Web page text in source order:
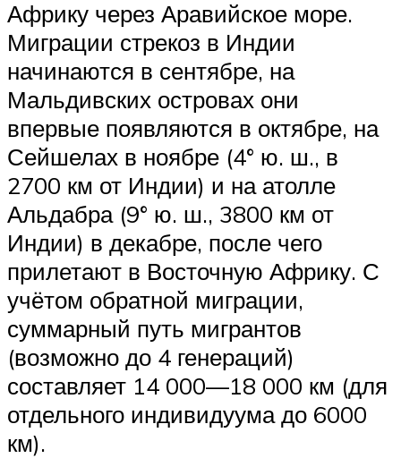
Африку через Аравийское море.
Миграции стрекоз в Индии
начинаются в сентябре, на
Мальдивских островах они
впервые появляются в октябре, на
Сейшелах в ноябре (4° ю. ш., в
2700 км от Индии) и на атолле
Альдабра (9° ю. ш., 3800 км от
Индии) в декабре, после чего
прилетают в Восточную Африку. С
учётом обратной миграции,
суммарный путь мигрантов
(возможно до 4 генераций)
составляет 14 000—18 000 км (для
отдельного индивидуума до 6000
км).